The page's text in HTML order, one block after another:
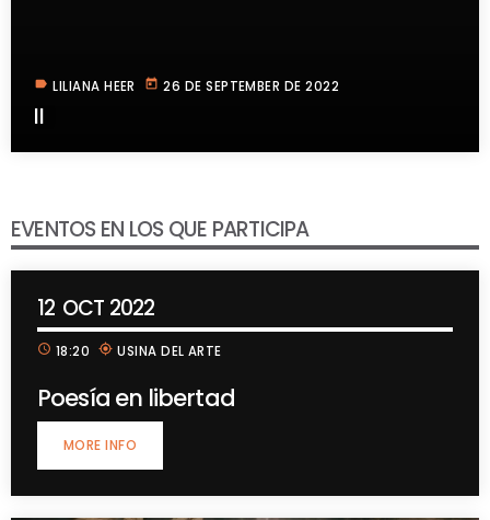
label LILIANA HEER today 26 DE SEPTEMBER DE 2022
II
EVENTOS EN LOS QUE PARTICIPA
12 OCT 2022
schedule 18:20 my_location USINA DEL ARTE
Poesía en libertad
MORE INFO